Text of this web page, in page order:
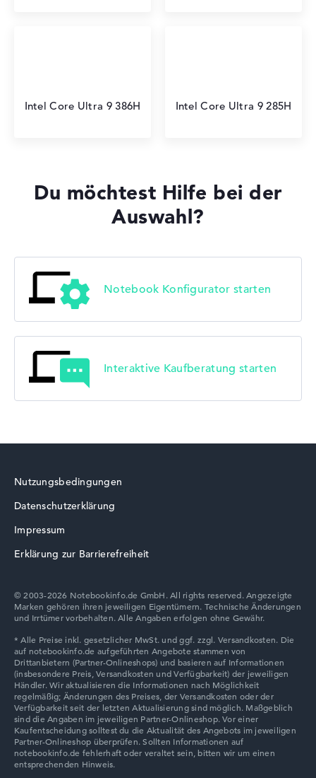
Intel Core Ultra 9 386H Intel Core Ultra 9 285H
Du möchtest Hilfe bei der
Auswahl?
Notebook Konfigurator starten
Interaktive Kaufberatung starten
Nutzungsbedingungen
Datenschutzerklärung
Impressum
Erklärung zur Barrierefreiheit
© 2003-2026 Notebookinfo.de GmbH. All rights reserved. Angezeigte
Marken gehören ihren jeweiligen Eigentümern. Technische Änderungen
und Irrtümer vorbehalten. Alle Angaben erfolgen ohne Gewähr.